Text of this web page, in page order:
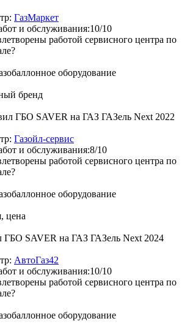
ГазМаркет
и обслуживания:10/10
работой сервисного центра по
оборудование
бренд
ГБО SAVER на ГАЗ ГАЗель Next 2022
Газойл-сервис
и обслуживания:8/10
работой сервисного центра по
оборудование
цена
ГБО SAVER на ГАЗ ГАЗель Next 2024
АвтоГаз42
и обслуживания:10/10
работой сервисного центра по
оборудование